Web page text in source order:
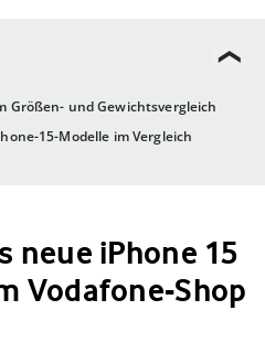
Größen- und Gewichtsvergleich
15-Modelle im Vergleich
neue iPhone 15
Vodafone-Shop